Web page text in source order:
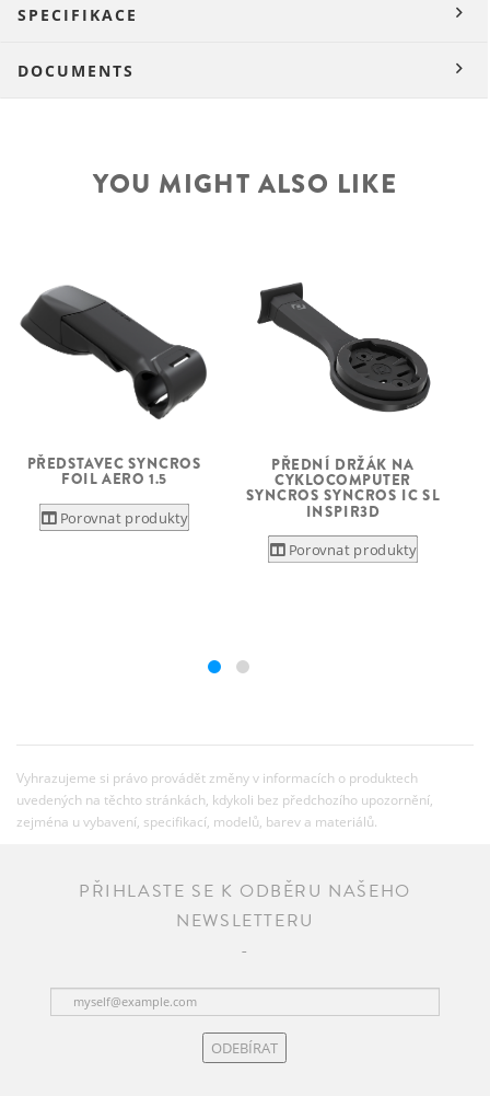
SPECIFIKACE
DOCUMENTS
YOU MIGHT ALSO LIKE
PŘEDSTAVEC SYNCROS
FOIL AERO 1.5
Porovnat produkty
PŘEDNÍ DRŽÁK NA
CYKLOCOMPUTER
SYNCROS SYNCROS IC SL
INSPIR3D
Porovnat produkty
Vyhrazujeme si právo provádět změny v informacích o produktech
uvedených na těchto stránkách, kdykoli bez předchozího upozornění,
zejména u vybavení, specifikací, modelů, barev a materiálů.
PŘIHLASTE SE K ODBĚRU NAŠEHO
NEWSLETTERU
ODEBÍRAT